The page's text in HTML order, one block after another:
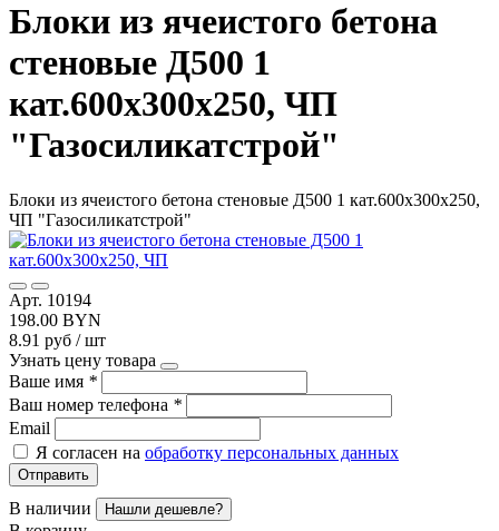
Блоки из ячеистого бетона
стеновые Д500 1
кат.600х300х250, ЧП
"Газосиликатстрой"
Блоки из ячеистого бетона стеновые Д500 1 кат.600х300х250,
ЧП "Газосиликатстрой"
Арт. 10194
198.00 BYN
8.91 руб / шт
Узнать цену товара
Ваше имя *
Ваш номер телефона *
Email
Я согласен на обработку персональных данных
Отправить
В наличии Нашли дешевле?